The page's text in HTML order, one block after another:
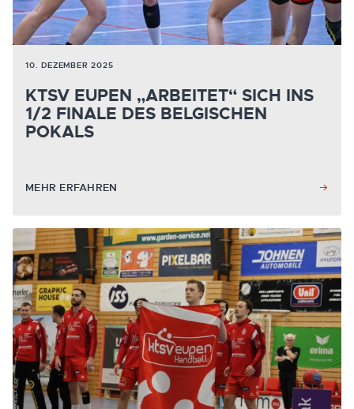
10. DEZEMBER 2025
KTSV EUPEN „ARBEITET“ SICH INS
1/2 FINALE DES BELGISCHEN
POKALS
MEHR ERFAHREN